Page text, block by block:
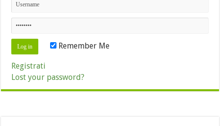
Remember Me
Registrati
Lost your password?